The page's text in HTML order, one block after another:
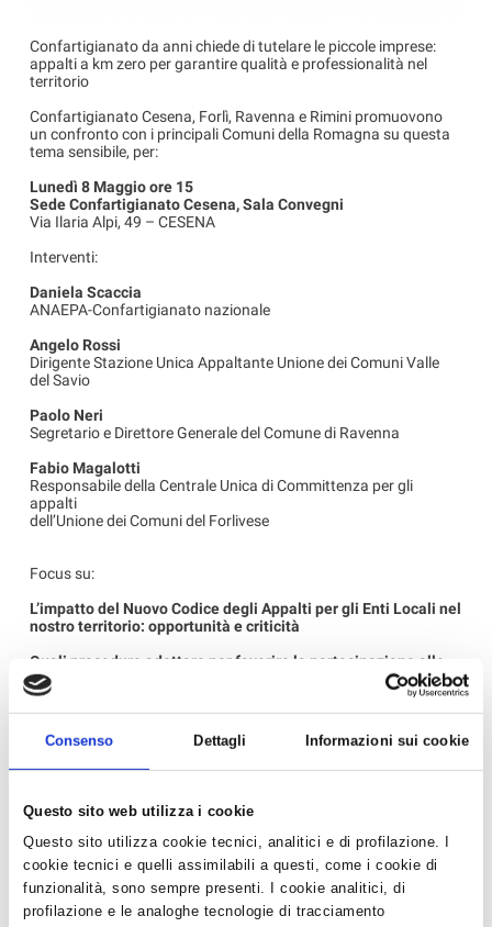
Consenso Dettagli Informazioni sui cookie
Questo sito web utilizza i cookie
Questo sito utilizza cookie tecnici, analitici e di profilazione. I
cookie tecnici e quelli assimilabili a questi, come i cookie di
funzionalità, sono sempre presenti. I cookie analitici, di
profilazione e le analoghe tecnologie di tracciamento
Confartigianato da anni chiede di tutelare le piccole imprese:
appalti a km zero per garantire qualità e professionalità nel
territorio
Confartigianato Cesena, Forlì, Ravenna e Rimini promuovono
un confronto con i principali Comuni della Romagna su questa
tema sensibile, per:
Lunedì 8 Maggio ore 15
Sede Confartigianato Cesena, Sala Convegni
Via Ilaria Alpi, 49 – CESENA
Interventi:
Daniela Scaccia
ANAEPA-Confartigianato nazionale
Angelo Rossi
Dirigente Stazione Unica Appaltante Unione dei Comuni Valle
del Savio
Paolo Neri
Segretario e Direttore Generale del Comune di Ravenna
Fabio Magalotti
Responsabile della Centrale Unica di Committenza per gli
appalti
dell’Unione dei Comuni del Forlivese
Focus su:
L’impatto del Nuovo Codice degli Appalti per gli Enti Locali nel
nostro territorio: opportunità e criticità
Quali procedure adottare per favorire la partecipazione alle
gare delle imprese del territorio
Quali criteri previsti per l’aggiudicazione degli appalti negli
affidamenti diretti e nelle procedure negoziate
‹ Torna all'elenco